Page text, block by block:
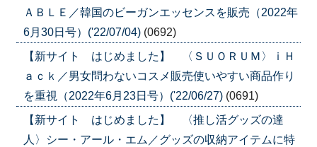
ＡＢＬＥ／韓国のビーガンエッセンスを販売（2022年
6月30日号）('22/07/04) (0692)
【新サイト はじめました】 〈ＳＵＯＲＵＭ〉ｉＨ
ａｃｋ／男女問わないコスメ販売使いやすい商品作り
を重視（2022年6月23日号）('22/06/27) (0691)
【新サイト はじめました】 〈推し活グッズの達
人〉シー・アール・エム／グッズの収納アイテムに特